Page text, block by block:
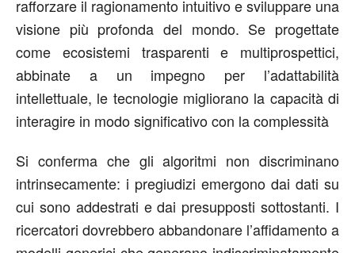
rafforzare il ragionamento intuitivo e sviluppare una
visione più profonda del mondo. Se progettate
come ecosistemi trasparenti e multiprospettici,
abbinate a un impegno per l’adattabilità
intellettuale, le tecnologie migliorano la capacità di
interagire in modo significativo con la complessità
Si conferma che gli algoritmi non discriminano
intrinsecamente: i pregiudizi emergono dai dati su
cui sono addestrati e dai presupposti sottostanti. I
ricercatori dovrebbero abbandonare l’affidamento a